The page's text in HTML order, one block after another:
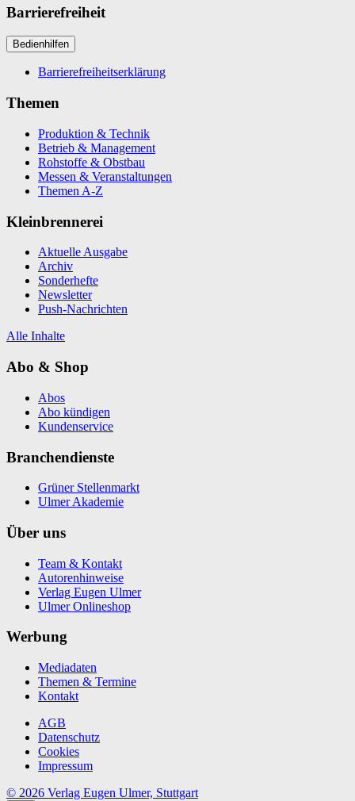
Barrierefreiheit
Bedienhilfen
Barrierefreiheitserklärung
Themen
Produktion & Technik
Betrieb & Management
Rohstoffe & Obstbau
Messen & Veranstaltungen
Themen A-Z
Kleinbrennerei
Aktuelle Ausgabe
Archiv
Sonderhefte
Newsletter
Push-Nachrichten
Alle Inhalte
Abo & Shop
Abos
Abo kündigen
Kundenservice
Branchendienste
Grüner Stellenmarkt
Ulmer Akademie
Über uns
Team & Kontakt
Autorenhinweise
Verlag Eugen Ulmer
Ulmer Onlineshop
Werbung
Mediadaten
Themen & Termine
Kontakt
AGB
Datenschutz
Cookies
Impressum
© 2026 Verlag Eugen Ulmer, Stuttgart